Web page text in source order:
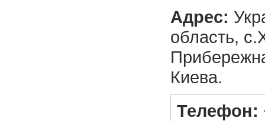
Адрес:
область,
Киева.
Телефон: